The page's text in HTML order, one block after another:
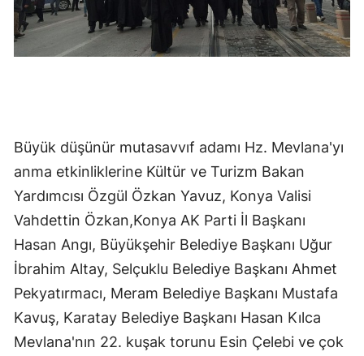
Eskişehir
Gaziantep
Hakkari
Hatay
Isparta
Mersin
İstanbul
Kars
Büyük düşünür mutasavvıf adamı Hz. Mevlana'yı
anma etkinliklerine Kültür ve Turizm Bakan
Yardımcısı Özgül Özkan Yavuz, Konya Valisi
Vahdettin Özkan,Konya AK Parti İl Başkanı
Hasan Angı, Büyükşehir Belediye Başkanı Uğur
İbrahim Altay, Selçuklu Belediye Başkanı Ahmet
Pekyatırmacı, Meram Belediye Başkanı Mustafa
Kavuş, Karatay Belediye Başkanı Hasan Kılca
Mevlana'nın 22. kuşak torunu Esin Çelebi ve çok